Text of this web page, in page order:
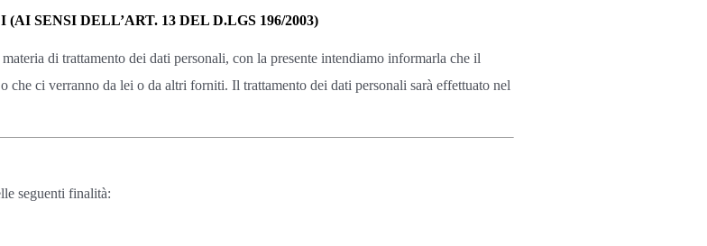
SENSI DELL’ART. 13 DEL D.LGS 196/2003)
di trattamento dei dati personali, con la presente intendiamo informarla che il
ci verranno da lei o da altri forniti. Il trattamento dei dati personali sarà effettuato nel
seguenti finalità: